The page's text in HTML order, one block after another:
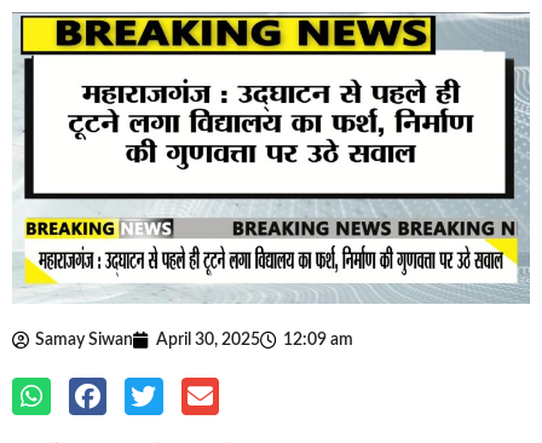
Samay Siwan April 30, 2025 12:09 am